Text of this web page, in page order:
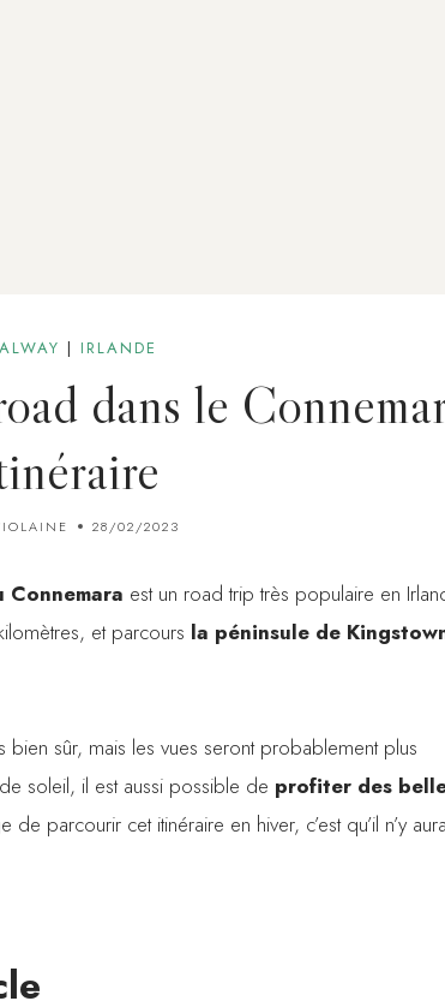
| IRLANDE
dans le
28/02/2023
Connemara est un road trip très populaire en
et parcours la péninsule de
sûr, mais les vues seront probablement plus
soleil, il est aussi possible de profiter des
de parcourir cet itinéraire en hiver, c’est qu’il n’y aura